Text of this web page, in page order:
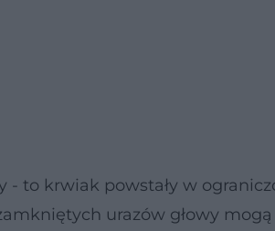
- to krwiak powstały w
urazów głowy mogą